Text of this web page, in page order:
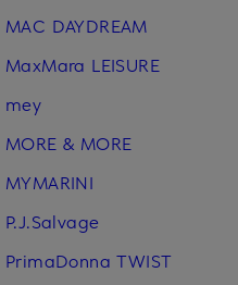
MAC DAYDREAM
MaxMara LEISURE
mey
MORE & MORE
MYMARINI
P.J.Salvage
PrimaDonna TWIST